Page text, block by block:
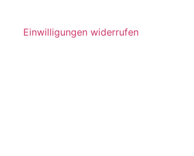
Einwilligungen widerrufen